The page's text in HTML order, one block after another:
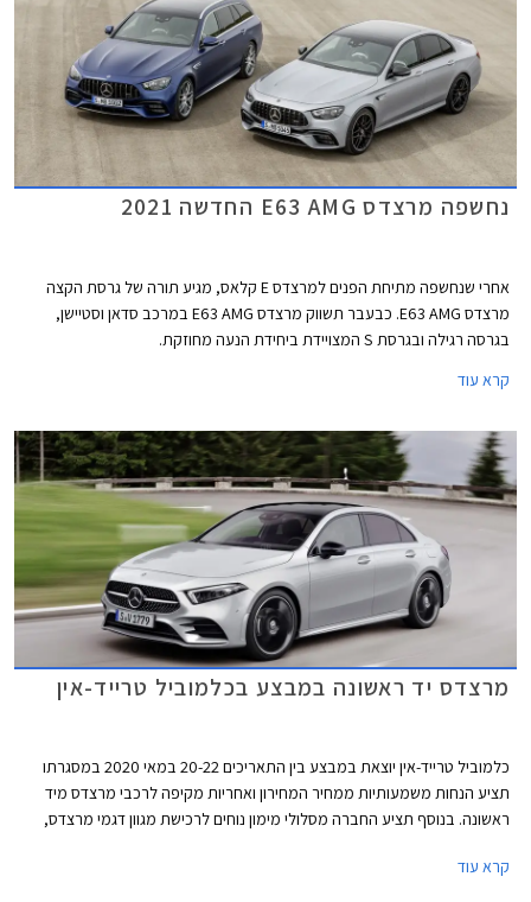
נחשפה מרצדס E63 AMG החדשה 2021
אחרי שנחשפה מתיחת הפנים למרצדס E קלאס, מגיע תורה של גרסת הקצה
מרצדס E63 AMG. כבעבר תשווק מרצדס E63 AMG במרכב סדאן וסטיישן,
בגרסה רגילה ובגרסת S המצויידת ביחידת הנעה מחוזקת.
קרא עוד
מרצדס יד ראשונה במבצע בכלמוביל טרייד-אין
כלמוביל טרייד-אין יוצאת במבצע בין התאריכים 20-22 במאי 2020 במסגרתו
תציע הנחות משמעותיות ממחיר המחירון ואחריות מקיפה לרכבי מרצדס מיד
ראשונה. בנוסף תציע החברה מסלולי מימון נוחים לרכישת מגוון דגמי מרצדס,
קרא עוד